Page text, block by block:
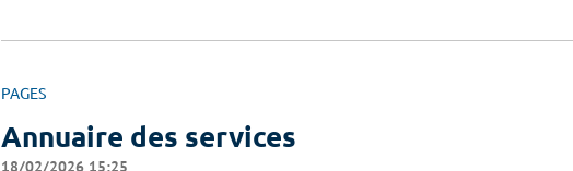
PAGES
Annuaire des services
18/02/2026 15:25